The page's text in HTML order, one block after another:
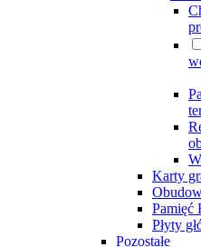
Karty
Pamięć
Płyty
Pozostałe